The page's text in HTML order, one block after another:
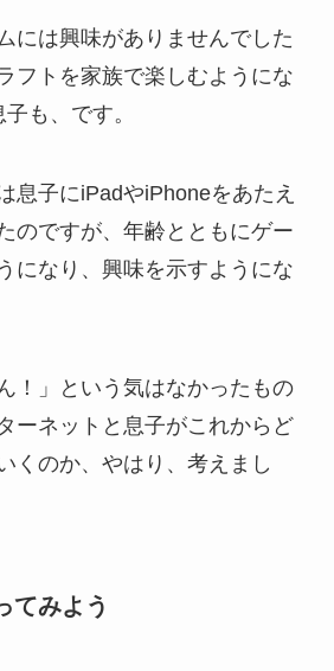
には興味がありませんでした
フトを家族で楽しむようにな
も、です。
息子にiPadやiPhoneをあたえ
のですが、年齢とともにゲー
になり、興味を示すようにな
！」という気はなかったもの
ーネットと息子がこれからど
くのか、やはり、考えまし
てみよう